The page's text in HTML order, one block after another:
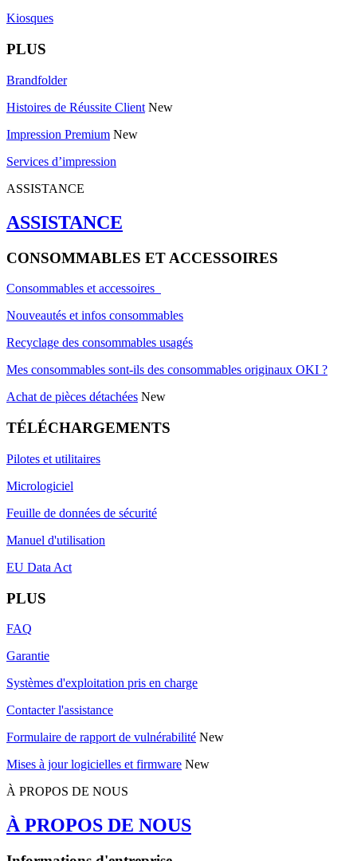
Kiosques
PLUS
Brandfolder
Histoires de Réussite Client New
Impression Premium New
Services d’impression
ASSISTANCE
ASSISTANCE
CONSOMMABLES ET ACCESSOIRES
Consommables et accessoires
Nouveautés et infos consommables
Recyclage des consommables usagés
Mes consommables sont-ils des consommables originaux OKI ?
Achat de pièces détachées New
TÉLÉCHARGEMENTS
Pilotes et utilitaires
Micrologiciel
Feuille de données de sécurité
Manuel d'utilisation
EU Data Act
PLUS
FAQ
Garantie
Systèmes d'exploitation pris en charge
Contacter l'assistance
Formulaire de rapport de vulnérabilité New
Mises à jour logicielles et firmware New
À PROPOS DE NOUS
À PROPOS DE NOUS